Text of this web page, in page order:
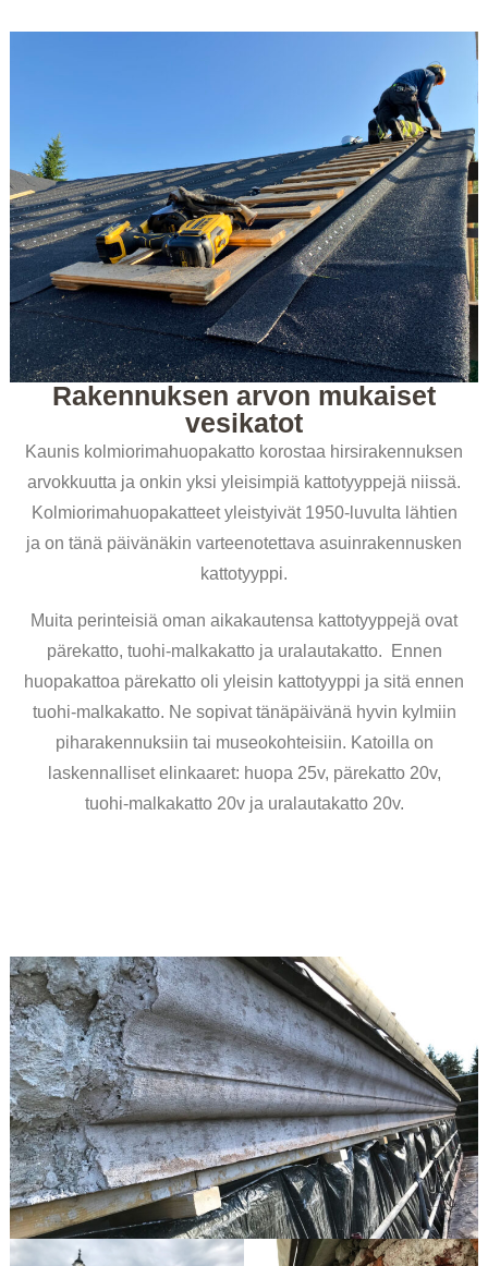
Rakennuksen arvon mukaiset
vesikatot
Kaunis kolmiorimahuopakatto korostaa hirsirakennuksen
arvokkuutta ja onkin yksi yleisimpiä kattotyyppejä niissä.
Kolmiorimahuopakatteet yleistyivät 1950-luvulta lähtien
ja on tänä päivänäkin varteenotettava asuinrakennusken
kattotyyppi.
Muita perinteisiä oman aikakautensa kattotyyppejä ovat
pärekatto, tuohi-malkakatto ja uralautakatto. Ennen
huopakattoa pärekatto oli yleisin kattotyyppi ja sitä ennen
tuohi-malkakatto. Ne sopivat tänäpäivänä hyvin kylmiin
piharakennuksiin tai museokohteisiin. Katoilla on
laskennalliset elinkaaret: huopa 25v, pärekatto 20v,
tuohi-malkakatto 20v ja uralautakatto 20v.